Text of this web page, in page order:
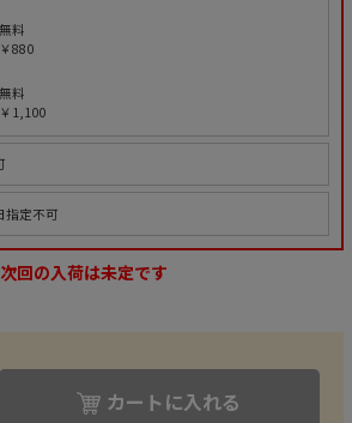
料
880
料
1,100
指定不可
次回の入荷は未定です
カートに入れる